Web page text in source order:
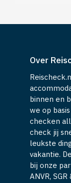
Over
binnen en
we op
checken
check jij
leukste
vakantie.
bij onze
ANVR,